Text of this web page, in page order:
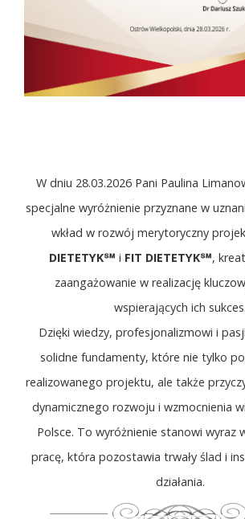
W dniu 28.03.2026 Pani Paulina
specjalne wyróżnienie przyznane w
wkład w rozwój merytoryczny
DIETETYK℠ i FIT DIETETYK℠,
zaangażowanie w realizację
wspierających ich sukces.
Dzięki wiedzy, profesjonalizmowi i
solidne fundamenty, które nie tylko
realizowanego projektu, ale także
dynamicznego rozwoju i wzmocnienia
Polsce. To wyróżnienie stanowi wyraz
pracę, która pozostawia trwały ślad i
działania.